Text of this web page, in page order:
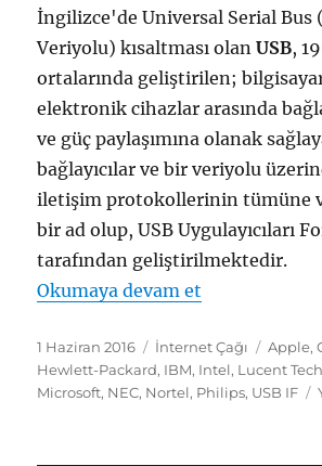
İngilizce'de Universal Serial Bus
Veriyolu) kısaltması olanUSB,
ortalarında geliştirilen;
elektronik cihazlar arasında
ve güç paylaşımına olanak
bağlayıcılar ve bir veriyolu
iletişim protokollerinin tümüne
bir ad olup, USB Uygulayıcıları
tarafından geliştirilmektedir.
Okumaya devam et
Yayın
tarihi
1 Haziran 2016 Kategoriler
İnternet Çağı Apple,
Hewlett-Packard, IBM, Intel, Lucent
Microsoft, NEC, Nortel, Philips, USB IF